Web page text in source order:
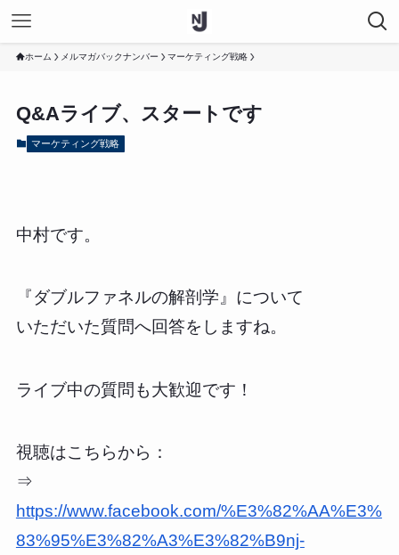
ホーム メルマガバックナンバー マーケティング戦略
Q&Aライブ、スタートです
マーケティング戦略
中村です。
『ダブルファネルの解剖学』について
いただいた質問へ回答をしますね。
ライブ中の質問も大歓迎です！
視聴はこちらから：
⇒
https://www.facebook.com/%E3%82%AA%E3%
83%95%E3%82%A3%E3%82%B9nj-